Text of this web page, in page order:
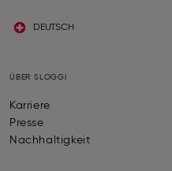
DEUTSCH
ÜBER SLOGGI
Karriere
Presse
Nachhaltigkeit